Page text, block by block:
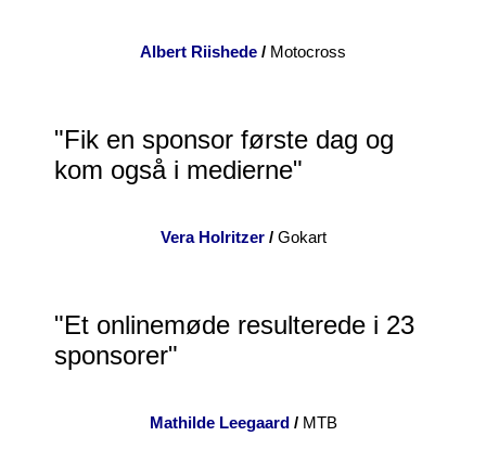
Albert Riishede / Motocross
"Fik en sponsor første dag og
kom også i medierne"
Vera Holritzer/ Gokart
"Et onlinemøde resulterede i 23
sponsorer"
Mathilde Leegaard/ MTB